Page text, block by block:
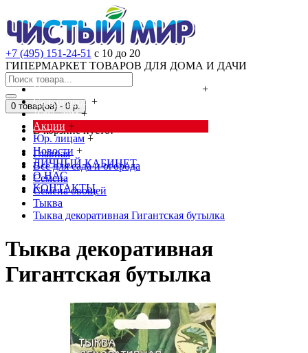
+7 (495) 151-24-51 с 10 до 20
ГИПЕРМАРКЕТ ТОВАРОВ ДЛЯ ДОМА И ДАЧИ
Cредства от насекомых и грызунов
+
Сад, огород +
Дача, дом +
Акции +
Юр. лицам +
Новости +
ЛИЧНЫЙ КАБИНЕТ
О НАС
КОНТАКТЫ
0 товар(ов) - 0 р.
В корзине пусто!
Главная
Всё для сада и огорода
Семена
Семена овощей
Тыква
Тыква декоративная Гигантская бутылка
Тыква декоративная
Гигантская бутылка